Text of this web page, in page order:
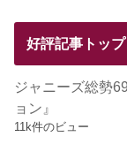
好評記事トップ
ジャニーズ総勢
ョン』
11k件のビュー